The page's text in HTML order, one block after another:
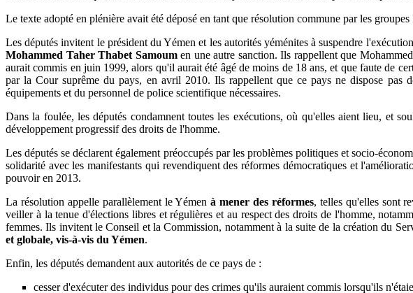
Le texte adopté en plénière avait été déposé en tant que résolution commune par les
Les députés invitent le président du Yémen et les autorités yéménites à suspendre
Mohammed Taher Thabet Samoumen une autre sanction. Ils rappellent que
aurait commis en juin 1999, alors qu'il aurait été âgé de moins de 18 ans, et que faute de
par la Cour suprême du pays, en avril 2010. Ils rappellent que ce pays ne dispose pas
équipements et du personnel de police scientifique nécessaires.
Dans la foulée, les députés condamnent toutes les exécutions, où qu'elles aient lieu, et
développement progressif des droits de l'homme.
Les députés se déclarent également préoccupés par les problèmes politiques et socio-
solidarité avec les manifestants qui revendiquent des réformes démocratiques et
pouvoir en 2013.
La résolution appelle parallèlement le Yémenà mener des réformes, telles qu'elles sont
veiller à la tenue d'élections libres et régulières et au respect des droits de l'homme,
femmes. Ils invitent le Conseil et la Commission, notamment à la suite de la création du
et globale, vis-à-vis du Yémen.
Enfin, les députés demandent aux autorités de ce pays de :
cesser d'exécuter des individus pour des crimes qu'ils auraient commis lorsqu'ils